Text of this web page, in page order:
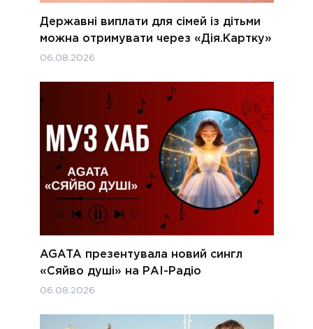
Державні виплати для сімей із дітьми
можна отримувати через «Дія.Картку»
06.08.2026
AGATA презентувала новий сингл
«Сяйво душі» на РАІ-Радіо
06.08.2026